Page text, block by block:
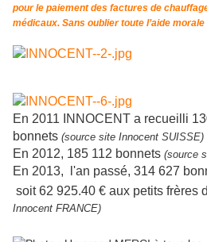
pour le paiement des factures de
médicaux. Sans oublier toute l’aide morale
En 2011 INNOCENT a recueilli
bonnets (source site Innocent SUISSE)
En 2012, 185 112 bonnets (source
En 2013, l'an passé, 314 627
soit62 925.40 € aux petits frères
Innocent FRANCE)